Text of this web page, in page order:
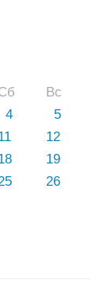
Вс
4
5
12
19
26